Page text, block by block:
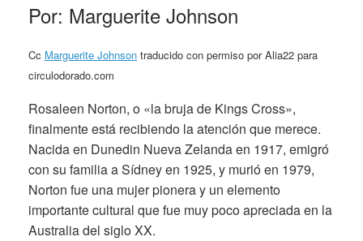
Por: Marguerite Johnson
Cc Marguerite Johnson traducido con permiso por Alia22 para
circulodorado.com
Rosaleen Norton, o «la bruja de Kings Cross»,
finalmente está recibiendo la atención que merece.
Nacida en Dunedin Nueva Zelanda en 1917, emigró
con su familia a Sídney en 1925, y murió en 1979,
Norton fue una mujer pionera y un elemento
importante cultural que fue muy poco apreciada en la
Australia del siglo XX.